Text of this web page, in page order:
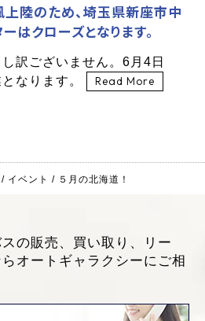
陸のため、埼玉県新座市中
はクローズとなります。
訳ございません。6月4日
なります。
Read More
/ イベント / ５月の北海道！
の販売、買い取り、リー
オートギャラクシーにご相